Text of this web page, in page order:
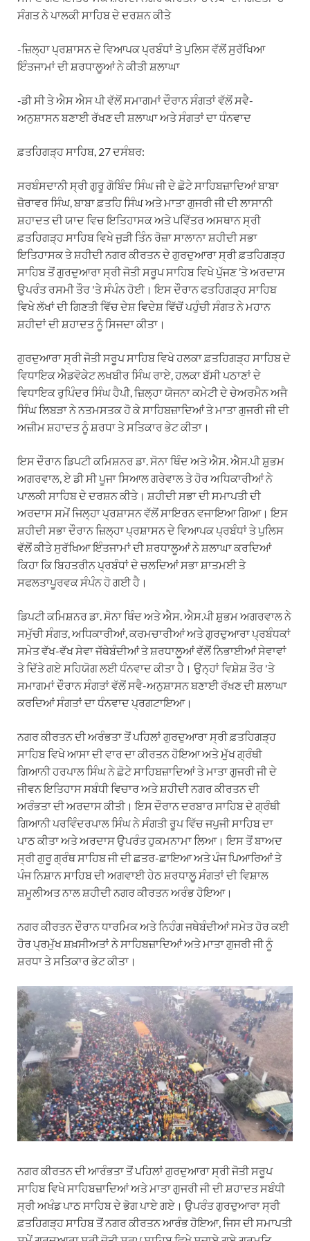
ਸੰਗਤ ਨੇ ਪਾਲਕੀ ਸਾਹਿਬ ਦੇ ਦਰਸ਼ਨ ਕੀਤੇ
-ਜ਼ਿਲ੍ਹਾ ਪ੍ਰਸ਼ਾਸਨ ਦੇ ਵਿਆਪਕ ਪ੍ਰਬੰਧਾਂ ਤੇ ਪੁਲਿਸ ਵੱਲੋਂ ਸੁਰੱਖਿਆ
ਇੰਤਜਾਮਾਂ ਦੀ ਸ਼ਰਧਾਲੂਆਂ ਨੇ ਕੀਤੀ ਸ਼ਲਾਘਾ
-ਡੀ ਸੀ ਤੇ ਐਸ ਐਸ ਪੀ ਵੱਲੋਂ ਸਮਾਗਮਾਂ ਦੌਰਾਨ ਸੰਗਤਾਂ ਵੱਲੋਂ ਸਵੈ-
ਅਨੁਸ਼ਾਸਨ ਬਣਾਈ ਰੱਖਣ ਦੀ ਸ਼ਲਾਘਾ ਅਤੇ ਸੰਗਤਾਂ ਦਾ ਧੰਨਵਾਦ
ਫ਼ਤਹਿਗੜ੍ਹ ਸਾਹਿਬ, 27 ਦਸੰਬਰ:
ਸਰਬੰਸਦਾਨੀ ਸ੍ਰੀ ਗੁਰੂ ਗੋਬਿੰਦ ਸਿੰਘ ਜੀ ਦੇ ਛੋਟੇ ਸਾਹਿਬਜ਼ਾਦਿਆਂ ਬਾਬਾ
ਜ਼ੋਰਾਵਰ ਸਿੰਘ, ਬਾਬਾ ਫ਼ਤਹਿ ਸਿੰਘ ਅਤੇ ਮਾਤਾ ਗੁਜਰੀ ਜੀ ਦੀ ਲਾਸਾਨੀ
ਸ਼ਹਾਦਤ ਦੀ ਯਾਦ ਵਿਚ ਇਤਿਹਾਸਕ ਅਤੇ ਪਵਿੱਤਰ ਅਸਥਾਨ ਸ੍ਰੀ
ਫ਼ਤਹਿਗੜ੍ਹ ਸਾਹਿਬ ਵਿਖੇ ਜੁੜੀ ਤਿੰਨ ਰੋਜ਼ਾ ਸਾਲਾਨਾ ਸ਼ਹੀਦੀ ਸਭਾ
ਇਤਿਹਾਸਕ ਤੇ ਸ਼ਹੀਦੀ ਨਗਰ ਕੀਰਤਨ ਦੇ ਗੁਰਦੁਆਰਾ ਸ੍ਰੀ ਫ਼ਤਹਿਗੜ੍ਹ
ਸਾਹਿਬ ਤੋਂ ਗੁਰਦੁਆਰਾ ਸ੍ਰੀ ਜੋਤੀ ਸਰੂਪ ਸਾਹਿਬ ਵਿਖੇ ਪੁੱਜਣ ’ਤੇ ਅਰਦਾਸ
ਉਪਰੰਤ ਰਸਮੀ ਤੌਰ 'ਤੇ ਸੰਪੰਨ ਹੋਈ। ਇਸ ਦੌਰਾਨ ਫਤਹਿਗੜ੍ਹ ਸਾਹਿਬ
ਵਿਖੇ ਲੱਖਾਂ ਦੀ ਗਿਣਤੀ ਵਿੱਚ ਦੇਸ਼ ਵਿਦੇਸ਼ ਵਿੱਚੋਂ ਪਹੁੰਚੀ ਸੰਗਤ ਨੇ ਮਹਾਨ
ਸ਼ਹੀਦਾਂ ਦੀ ਸ਼ਹਾਦਤ ਨੂੰ ਸਿਜਦਾ ਕੀਤਾ।
ਗੁਰਦੁਆਰਾ ਸ੍ਰੀ ਜੋਤੀ ਸਰੂਪ ਸਾਹਿਬ ਵਿਖੇ ਹਲਕਾ ਫ਼ਤਹਿਗੜ੍ਹ ਸਾਹਿਬ ਦੇ
ਵਿਧਾਇਕ ਐਡਵੋਕੇਟ ਲਖਬੀਰ ਸਿੰਘ ਰਾਏ, ਹਲਕਾ ਬੱਸੀ ਪਠਾਣਾਂ ਦੇ
ਵਿਧਾਇਕ ਰੁਪਿੰਦਰ ਸਿੰਘ ਹੈਪੀ, ਜ਼ਿਲ੍ਹਾ ਯੋਜਨਾ ਕਮੇਟੀ ਦੇ ਚੇਅਰਮੈਨ ਅਜੈ
ਸਿੰਘ ਲਿਬੜਾ ਨੇ ਨਤਮਸਤਕ ਹੋ ਕੇ ਸਾਹਿਬਜ਼ਾਦਿਆਂ ਤੇ ਮਾਤਾ ਗੁਜਰੀ ਜੀ ਦੀ
ਅਜ਼ੀਮ ਸ਼ਹਾਦਤ ਨੂੰ ਸ਼ਰਧਾ ਤੇ ਸਤਿਕਾਰ ਭੇਟ ਕੀਤਾ।
ਇਸ ਦੌਰਾਨ ਡਿਪਟੀ ਕਮਿਸ਼ਨਰ ਡਾ. ਸੋਨਾ ਥਿੰਦ ਅਤੇ ਐਸ. ਐਸ.ਪੀ ਸ਼ੁਭਮ
ਅਗਰਵਾਲ, ਏ ਡੀ ਸੀ ਪੂਜਾ ਸਿਆਲ ਗਰੇਵਾਲ ਤੇ ਹੋਰ ਅਧਿਕਾਰੀਆਂ ਨੇ
ਪਾਲਕੀ ਸਾਹਿਬ ਦੇ ਦਰਸ਼ਨ ਕੀਤੇ। ਸ਼ਹੀਦੀ ਸਭਾ ਦੀ ਸਮਾਪਤੀ ਦੀ
ਅਰਦਾਸ ਸਮੇਂ ਜਿਲ੍ਹਾ ਪ੍ਰਸ਼ਾਸਨ ਵੱਲੋਂ ਸਾਇਰਨ ਵਜਾਇਆ ਗਿਆ। ਇਸ
ਸ਼ਹੀਦੀ ਸਭਾ ਦੌਰਾਨ ਜ਼ਿਲ੍ਹਾ ਪ੍ਰਸ਼ਾਸਨ ਦੇ ਵਿਆਪਕ ਪ੍ਰਬੰਧਾਂ ਤੇ ਪੁਲਿਸ
ਵੱਲੋਂ ਕੀਤੇ ਸੁਰੱਖਿਆ ਇੰਤਜਾਮਾਂ ਦੀ ਸ਼ਰਧਾਲੂਆਂ ਨੇ ਸ਼ਲਾਘਾ ਕਰਦਿਆਂ
ਕਿਹਾ ਕਿ ਬਿਹਤਰੀਨ ਪ੍ਰਬੰਧਾਂ ਦੇ ਚਲਦਿਆਂ ਸਭਾ ਸ਼ਾਤਮਈ ਤੇ
ਸਫਲਤਾਪੂਰਵਕ ਸੰਪੰਨ ਹੋ ਗਈ ਹੈ।
ਡਿਪਟੀ ਕਮਿਸ਼ਨਰ ਡਾ. ਸੋਨਾ ਥਿੰਦ ਅਤੇ ਐਸ. ਐਸ.ਪੀ ਸ਼ੁਭਮ ਅਗਰਵਾਲ ਨੇ
ਸਮੁੱਚੀ ਸੰਗਤ, ਅਧਿਕਾਰੀਆਂ, ਕਰਮਚਾਰੀਆਂ ਅਤੇ ਗੁਰਦੁਆਰਾ ਪ੍ਰਬੰਧਕਾਂ
ਸਮੇਤ ਵੱਖ-ਵੱਖ ਸੇਵਾ ਜੱਥੇਬੰਦੀਆਂ ਤੇ ਸ਼ਰਧਾਲੂਆਂ ਵੱਲੋਂ ਨਿਭਾਈਆਂ ਸੇਵਾਵਾਂ
ਤੇ ਦਿੱਤੇ ਗਏ ਸਹਿਯੋਗ ਲਈ ਧੰਨਵਾਦ ਕੀਤਾ ਹੈ। ਉਨ੍ਹਾਂ ਵਿਸ਼ੇਸ਼ ਤੌਰ 'ਤੇ
ਸਮਾਗਮਾਂ ਦੌਰਾਨ ਸੰਗਤਾਂ ਵੱਲੋਂ ਸਵੈ-ਅਨੁਸ਼ਾਸਨ ਬਣਾਈ ਰੱਖਣ ਦੀ ਸ਼ਲਾਘਾ
ਕਰਦਿਆਂ ਸੰਗਤਾਂ ਦਾ ਧੰਨਵਾਦ ਪ੍ਰਗਟਾਇਆ।
ਨਗਰ ਕੀਰਤਨ ਦੀ ਅਰੰਭਤਾ ਤੋਂ ਪਹਿਲਾਂ ਗੁਰਦੁਆਰਾ ਸ੍ਰੀ ਫ਼ਤਹਿਗੜ੍ਹ
ਸਾਹਿਬ ਵਿਖੇ ਆਸਾ ਦੀ ਵਾਰ ਦਾ ਕੀਰਤਨ ਹੋਇਆ ਅਤੇ ਮੁੱਖ ਗ੍ਰੰਥੀ
ਗਿਆਨੀ ਹਰਪਾਲ ਸਿੰਘ ਨੇ ਛੋਟੇ ਸਾਹਿਬਜ਼ਾਦਿਆਂ ਤੇ ਮਾਤਾ ਗੁਜਰੀ ਜੀ ਦੇ
ਜੀਵਨ ਇਤਿਹਾਸ ਸਬੰਧੀ ਵਿਚਾਰ ਅਤੇ ਸ਼ਹੀਦੀ ਨਗਰ ਕੀਰਤਨ ਦੀ
ਅਰੰਭਤਾ ਦੀ ਅਰਦਾਸ ਕੀਤੀ। ਇਸ ਦੌਰਾਨ ਦਰਬਾਰ ਸਾਹਿਬ ਦੇ ਗ੍ਰੰਥੀ
ਗਿਆਨੀ ਪਰਵਿੰਦਰਪਾਲ ਸਿੰਘ ਨੇ ਸੰਗਤੀ ਰੂਪ ਵਿੱਚ ਜਪੁਜੀ ਸਾਹਿਬ ਦਾ
ਪਾਠ ਕੀਤਾ ਅਤੇ ਅਰਦਾਸ ਉਪਰੰਤ ਹੁਕਮਨਾਮਾ ਲਿਆ। ਇਸ ਤੋਂ ਬਾਅਦ
ਸ੍ਰੀ ਗੁਰੂ ਗ੍ਰੰਥ ਸਾਹਿਬ ਜੀ ਦੀ ਛਤਰ-ਛਾਇਆ ਅਤੇ ਪੰਜ ਪਿਆਰਿਆਂ ਤੇ
ਪੰਜ ਨਿਸ਼ਾਨ ਸਾਹਿਬ ਦੀ ਅਗਵਾਈ ਹੇਠ ਸ਼ਰਧਾਲੂ ਸੰਗਤਾਂ ਦੀ ਵਿਸ਼ਾਲ
ਸ਼ਮੂਲੀਅਤ ਨਾਲ ਸ਼ਹੀਦੀ ਨਗਰ ਕੀਰਤਨ ਅਰੰਭ ਹੋਇਆ।
ਨਗਰ ਕੀਰਤਨ ਦੌਰਾਨ ਧਾਰਮਿਕ ਅਤੇ ਨਿਹੰਗ ਜਥੇਬੰਦੀਆਂ ਸਮੇਤ ਹੋਰ ਕਈ
ਹੋਰ ਪ੍ਰਮੁੱਖ ਸ਼ਖ਼ਸੀਅਤਾਂ ਨੇ ਸਾਹਿਬਜ਼ਾਦਿਆਂ ਅਤੇ ਮਾਤਾ ਗੁਜਰੀ ਜੀ ਨੂੰ
ਸ਼ਰਧਾ ਤੇ ਸਤਿਕਾਰ ਭੇਟ ਕੀਤਾ।
ਨਗਰ ਕੀਰਤਨ ਦੀ ਆਰੰਭਤਾ ਤੋਂ ਪਹਿਲਾਂ ਗੁਰਦੁਆਰਾ ਸ੍ਰੀ ਜੋਤੀ ਸਰੂਪ
ਸਾਹਿਬ ਵਿਖੇ ਸਾਹਿਬਜ਼ਾਦਿਆਂ ਅਤੇ ਮਾਤਾ ਗੁਜਰੀ ਜੀ ਦੀ ਸ਼ਹਾਦਤ ਸਬੰਧੀ
ਸ੍ਰੀ ਅਖੰਡ ਪਾਠ ਸਾਹਿਬ ਦੇ ਭੋਗ ਪਾਏ ਗਏ। ਉਪਰੰਤ ਗੁਰਦੁਆਰਾ ਸ੍ਰੀ
ਫ਼ਤਹਿਗੜ੍ਹ ਸਾਹਿਬ ਤੋਂ ਨਗਰ ਕੀਰਤਨ ਆਰੰਭ ਹੋਇਆ, ਜਿਸ ਦੀ ਸਮਾਪਤੀ